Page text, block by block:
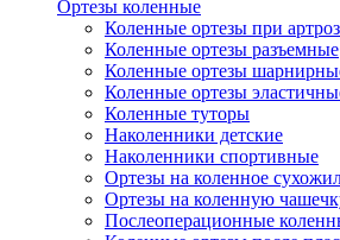
Ортезы коленные
Коленные ортезы при
Коленные ортезы разъемные
Коленные ортезы
Коленные ортезы
Коленные туторы
Наколенники детские
Наколенники спортивные
Ортезы на коленное
Ортезы на коленную
Послеоперационные